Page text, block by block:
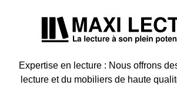
Expertise en lecture : Nous offrons
lecture et du mobiliers de haute